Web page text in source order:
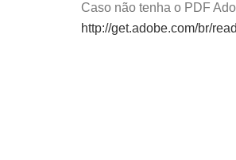
Caso não tenha o PDF
http://get.adobe.com/br/